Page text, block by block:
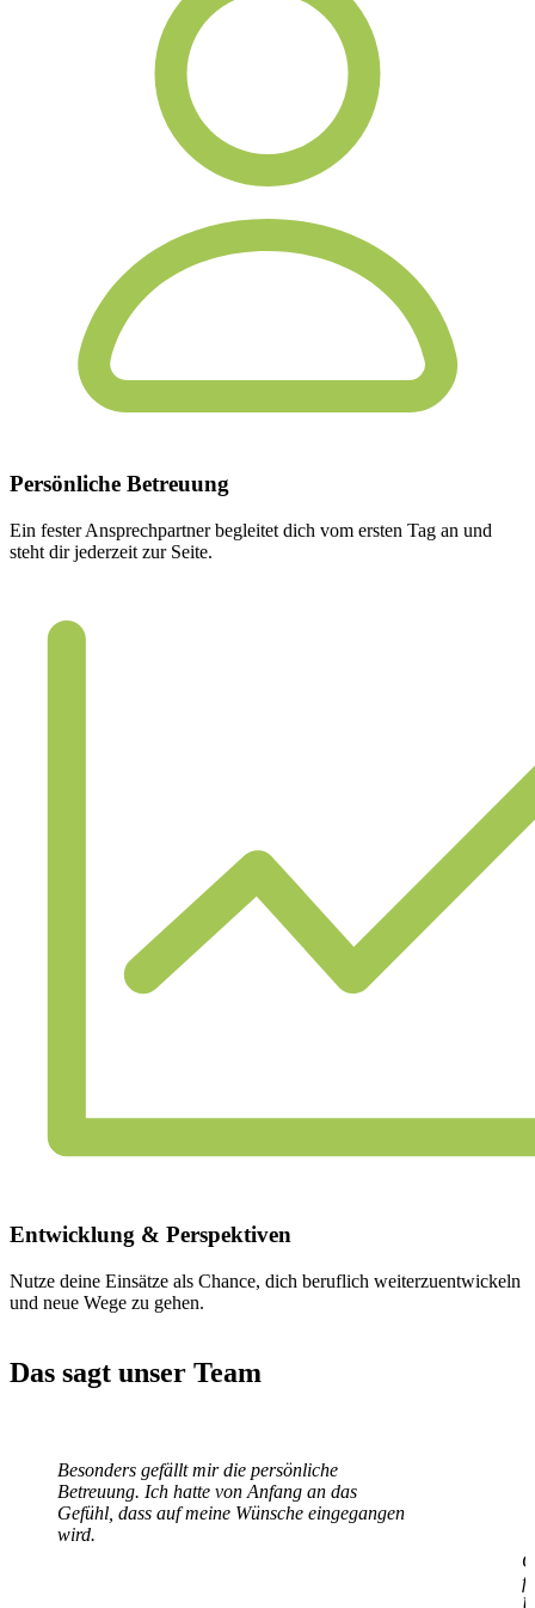
Persönliche Betreuung
Ein fester Ansprechpartner begleitet dich vom ersten Tag an und
steht dir jederzeit zur Seite.
Entwicklung & Perspektiven
Nutze deine Einsätze als Chance, dich beruflich weiterzuentwickeln
und neue Wege zu gehen.
Das sagt unser Team
Besonders gefällt mir die persönliche
Betreuung. Ich hatte von Anfang an das
Gefühl, dass auf meine Wünsche eingegangen
wird.